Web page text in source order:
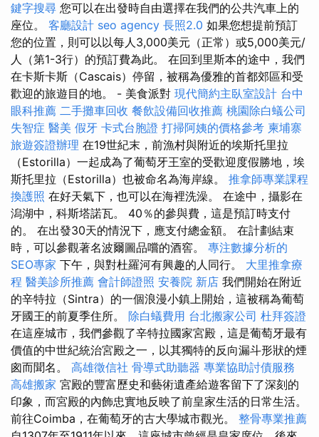
鍵字搜尋 您可以在出發時自由選擇在我們的公共汽車上的
座位。 客廳設計 seo agency 長照2.0 如果您想提前預訂
您的位置，則可以以每人3,000美元（正常）或5,000美元/
人（第1-3行）的預訂費為此。 在回到里斯本的途中，我們
在卡斯卡斯（Cascais）停留，被稱為優雅的首都郊區和受
歡迎的旅遊目的地。 - 美食派對 現代簡約主臥室設計 台中
眼科推薦 二手攤車回收 餐飲設備回收推薦 桃園除白蟻公司
失智症 醫美 假牙 卡式台胞證 打掃阿姨的價格參考 柬埔寨
旅遊簽證辦理 在19世紀末，前漁村與附近的埃斯托里拉
（Estorilla）一起成為了葡萄牙王室的受歡迎度假勝地，埃
斯托里拉（Estorilla）也被命名為海岸線。 推拿師專業課程
換護照 在好天氣下，也可以在海裡洗澡。 在途中，攝影在
潟湖中，科斯塔諾瓦。 40％的參與費，這是預訂時支付
的。 在出發30天的情況下，應支付總金額。 在計劃結束
時，可以參觀著名波爾圖品嚐的酒窖。 專注數據分析的
SEO專家 下午，與對杜羅河有興趣的人同行。 大里推拿療
程 醫美診所推薦 會計師證照 安養院 新店 我們開始在附近
的辛特拉（Sintra）的一個浪漫小鎮上開始，這被稱為葡萄
牙國王的前夏季住所。 除白蟻費用 台北搬家公司 杜拜簽證
在這座城市，我們參觀了辛特拉國家宮殿，這是葡萄牙最有
價值的中世紀統治宮殿之一，以其獨特的反向漏斗形狀的煙
囪而聞名。 高雄徵信社 骨導式助聽器 專業協助討債服務
高雄搬家 宮殿的豐富歷史和藝術遺產給遊客留下了深刻的
印象，而宮殿的內飾忠實地反映了前皇家生活的日常生活。
前往Coimba，在葡萄牙的古大學城市觀光。 整骨專業推薦